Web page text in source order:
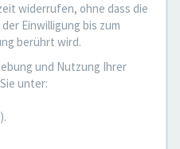
widerrufen, ohne dass die
Einwilligung bis zum
berührt wird.
und Nutzung Ihrer
unter: